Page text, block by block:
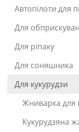
Автопілоти для
Для
Для ріпаку
Для соняшника
Для кукурудзи
Жниварка для
Кукурудзяна